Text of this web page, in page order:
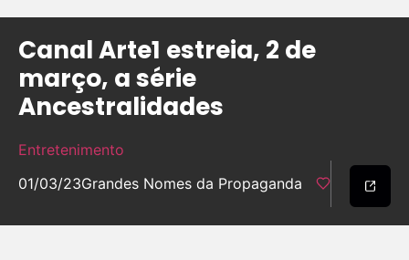
Canal Arte1 estreia, 2 de
março, a série
Ancestralidades
Entretenimento
01/03/23Grandes Nomes da Propaganda